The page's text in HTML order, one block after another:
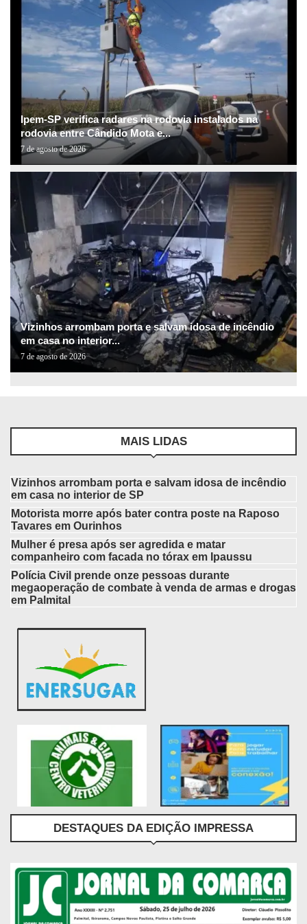
Ipem-SP verifica radares na rodovia instalados na
rodovia entre Cândido Mota e...
7 de agosto de 2026
Vizinhos arrombam porta e salvam idosa de incêndio
em casa no interior...
7 de agosto de 2026
MAIS LIDAS
Vizinhos arrombam porta e salvam idosa de incêndio
em casa no interior de SP
Motorista morre após bater contra poste na Raposo
Tavares em Ourinhos
Mulher é presa após ser agredida e matar
companheiro com facada no tórax em Ipaussu
Polícia Civil prende onze pessoas durante
megaoperação de combate à venda de armas e drogas
em Palmital
DESTAQUES DA EDIÇÃO IMPRESSA